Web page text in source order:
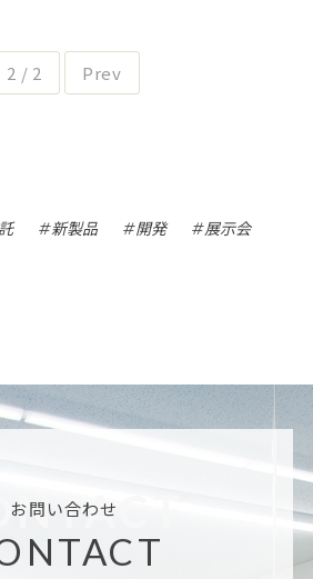
2 / 2 Prev
新製品 開発 展示会
お問い合わせ